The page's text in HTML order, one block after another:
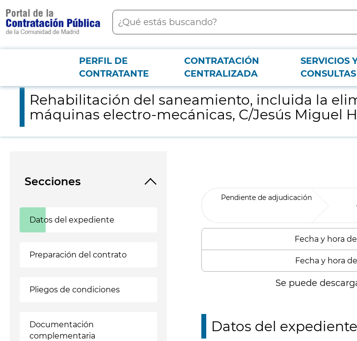
contenido
principal
Buscar
Menú PCON
PERFIL DE
CONTRATANTE
CONTRATACIÓN
CENTRALIZADA
SERVICIOS
CONSULTAS
Rehabilitación del saneamiento, incluida la eliminación de residuos, en el CRN de máquinas electro-mecánicas,
Rehabilitación del saneamiento, incluida la
máquinas electro-mecánicas, C/Jesús Miguel
Secciones
Datos del expediente
Preparación del contrato
Pliegos de condiciones
Documentación
complementaria
Pendiente de adjudicación
Fecha y hora
Fecha y hora
Se puede
Datos del expediente